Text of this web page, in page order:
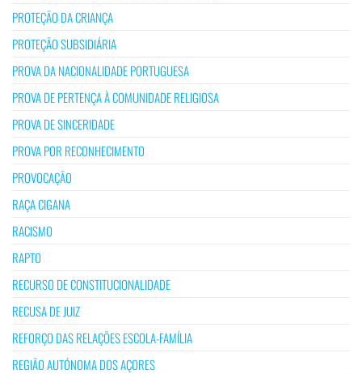
PROTEÇÃO DA CRIANÇA
PROTEÇÃO SUBSIDIÁRIA
PROVA DA NACIONALIDADE PORTUGUESA
PROVA DE PERTENÇA À COMUNIDADE RELIGIOSA
PROVA DE SINCERIDADE
PROVA POR RECONHECIMENTO
PROVOCAÇÃO
RAÇA CIGANA
RACISMO
RAPTO
RECURSO DE CONSTITUCIONALIDADE
RECUSA DE JUIZ
REFORÇO DAS RELAÇÕES ESCOLA-FAMÍLIA
REGIÃO AUTÓNOMA DOS AÇORES